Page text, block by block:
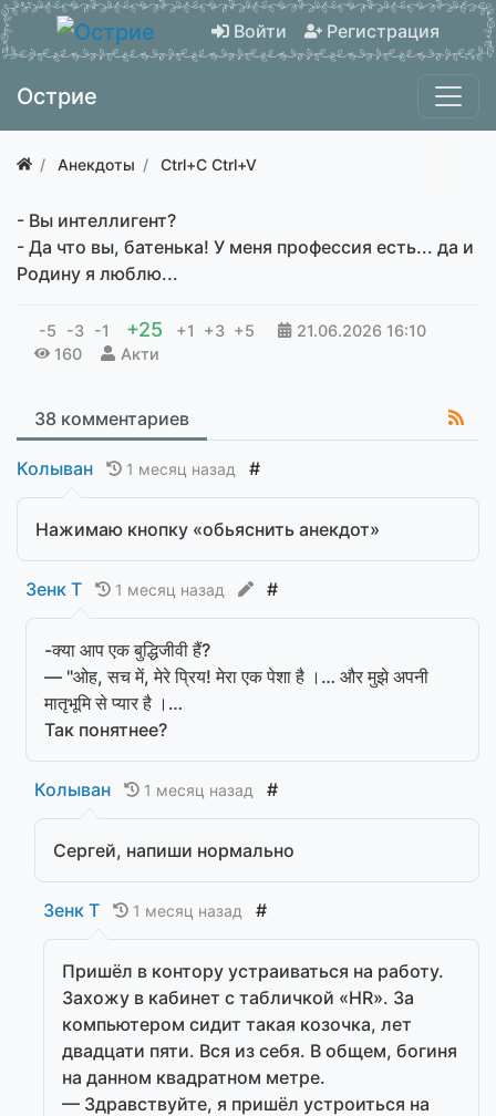
Войти Регистрация
Острие
Анекдоты Ctrl+C Ctrl+V
- Вы интеллигент?
- Да что вы, батенька! У меня профессия есть... да и
Родину я люблю...
-5 -3 -1 +25 +1 +3 +5 21.06.2026 16:10
160
Акти
38 комментариев
Колыван 1 месяц назад #
Нажимаю кнопку «обьяснить анекдот»
Зенк Т 1 месяц назад #
-क्या आप एक बुद्धिजीवी हैं?
— "ओह, सच में, मेरे प्रिय! मेरा एक पेशा है ।… और मुझे अपनी
मातृभूमि से प्यार है ।…
Так понятнее?
Колыван 1 месяц назад #
Сергей, напиши нормально
Зенк Т 1 месяц назад #
Пришёл в контору устраиваться на работу.
Захожу в кабинет с табличкой «HR». За
компьютером сидит такая козочка, лет
двадцати пяти. Вся из себя. В общем, богиня
на данном квадратном метре.
— Здравствуйте, я пришёл устроиться на